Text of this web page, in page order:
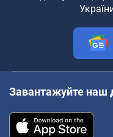
Завантажуйте наш